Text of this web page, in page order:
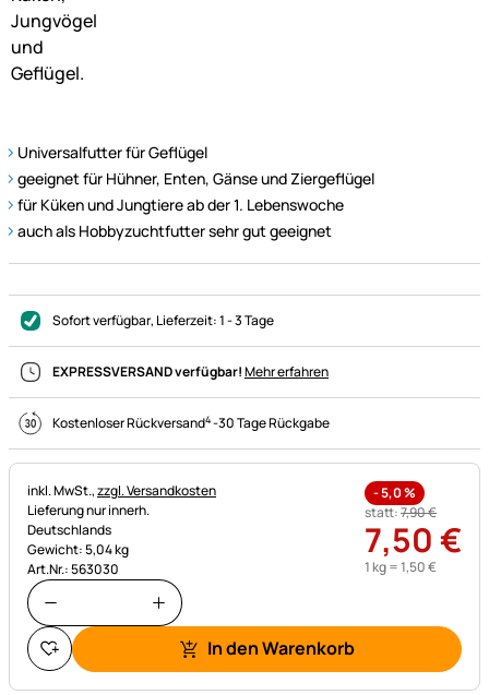
Universalfutter für Geflügel
geeignet für Hühner, Enten, Gänse und Ziergeflügel
für Küken und Jungtiere ab der 1. Lebenswoche
auch als Hobbyzuchtfutter sehr gut geeignet
Sofort verfügbar, Lieferzeit:1 - 3 Tage
EXPRESSVERSAND verfügbar!Mehr erfahren
Kostenloser Rückversand4-30 Tage Rückgabe
Steuerhinweis:
inkl. MwSt.,zzgl. Versandkosten
Lieferung nur innerh.
Deutschlands
Gewicht: 5,04 kg
Art.Nr.: 563030
-5,0%
statt:7,90€
7,50 €
1 kg =1,50€
In den Warenkorb